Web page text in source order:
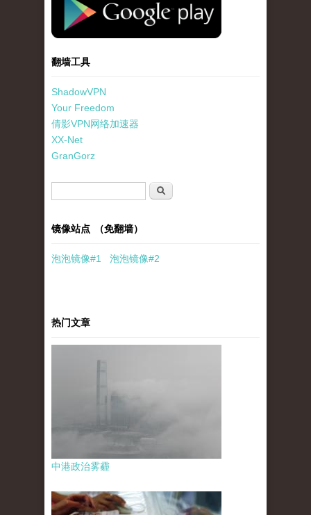
翻墙工具
ShadowVPN
Your Freedom
倩影VPN网络加速器
XX-Net
GranGorz
搜索
镜像站点 （免翻墙）
泡泡镜像#1 泡泡镜像#2
热门文章
中港政治雾霾